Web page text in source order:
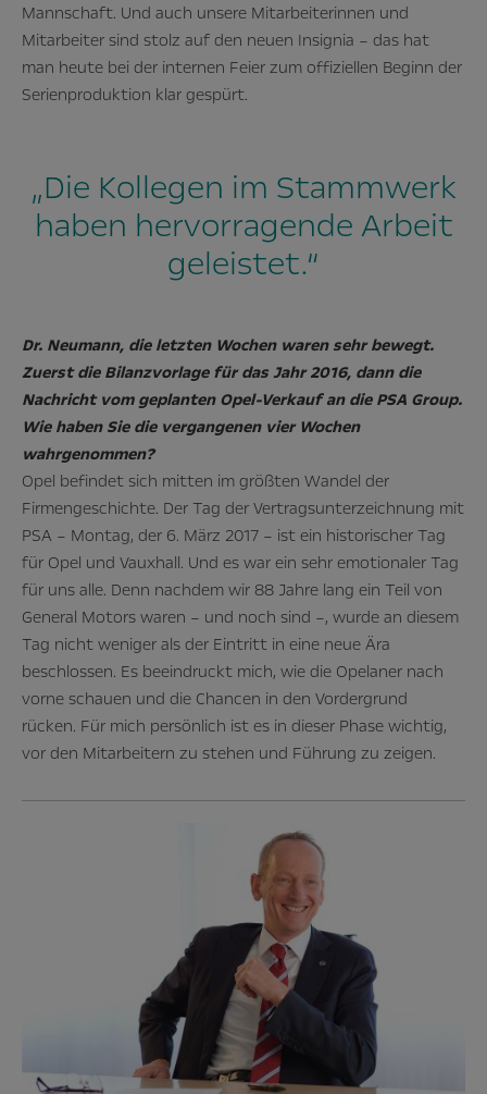
Mannschaft. Und auch unsere Mitarbeiterinnen und
Mitarbeiter sind stolz auf den neuen Insignia – das hat
man heute bei der internen Feier zum offiziellen Beginn der
Serienproduktion klar gespürt.
„Die Kollegen im Stammwerk
haben hervorragende Arbeit
geleistet.“
Dr. Neumann, die letzten Wochen waren sehr bewegt.
Zuerst die Bilanzvorlage für das Jahr 2016, dann die
Nachricht vom geplanten Opel-Verkauf an die PSA Group.
Wie haben Sie die vergangenen vier Wochen
wahrgenommen?
Opel befindet sich mitten im größten Wandel der
Firmengeschichte. Der Tag der Vertragsunterzeichnung mit
PSA – Montag, der 6. März 2017 – ist ein historischer Tag
für Opel und Vauxhall. Und es war ein sehr emotionaler Tag
für uns alle. Denn nachdem wir 88 Jahre lang ein Teil von
General Motors waren – und noch sind –, wurde an diesem
Tag nicht weniger als der Eintritt in eine neue Ära
beschlossen. Es beeindruckt mich, wie die Opelaner nach
vorne schauen und die Chancen in den Vordergrund
rücken. Für mich persönlich ist es in dieser Phase wichtig,
vor den Mitarbeitern zu stehen und Führung zu zeigen.